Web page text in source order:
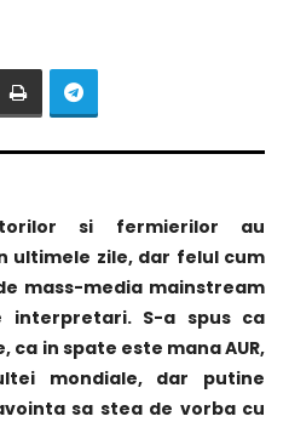
si fermierilor au
ultimele zile, dar felul cum
mass-media mainstream
S-a spus ca
in spate este mana AUR,
mondiale, dar putine
sa stea de vorba cu